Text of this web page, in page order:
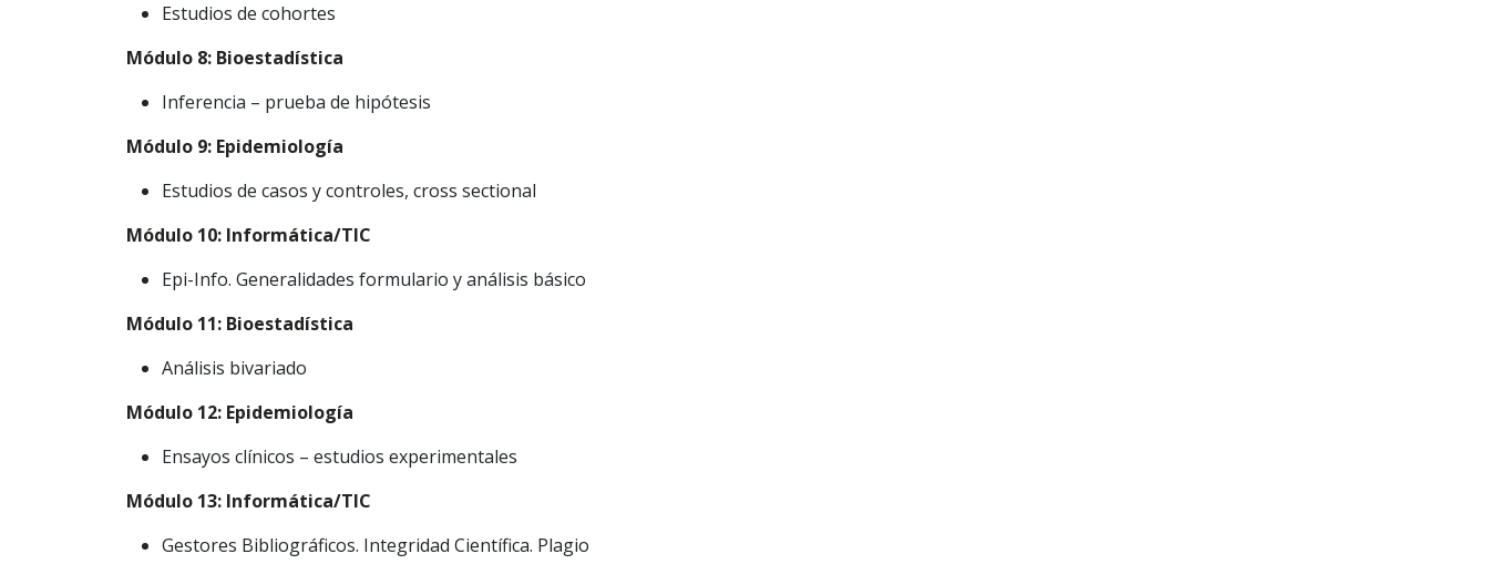
Estudios de cohortes
Módulo 8: Bioestadística
Inferencia – prueba de hipótesis
Módulo 9: Epidemiología
Estudios de casos y controles, cross sectional
Módulo 10: Informática/TIC
Epi-Info. Generalidades formulario y análisis básico
Módulo 11: Bioestadística
Análisis bivariado
Módulo 12: Epidemiología
Ensayos clínicos – estudios experimentales
Módulo 13: Informática/TIC
Gestores Bibliográficos. Integridad Científica. Plagio